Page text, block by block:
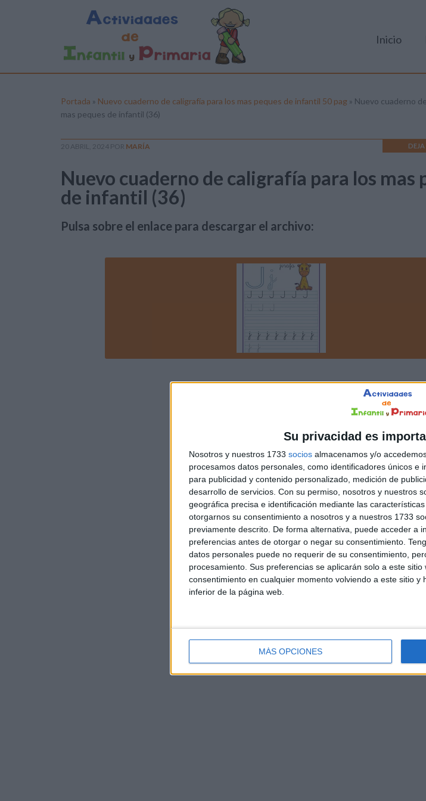
Su privacidad es
Nosotros y nuestros 1733 socios almacenamos y/o
procesamos datos personales, como identificadores únicos e
para publicidad y contenido personalizado, medición de
desarrollo de servicios. Con su permiso, nosotros y nuestros
geográfica precisa e identificación mediante las
otorgarnos su consentimiento a nosotros y a nuestros 1733
previamente descrito. De forma alternativa, puede acceder a
preferencias antes de otorgar o negar su consentimiento.
datos personales puede no requerir de su consentimiento,
procesamiento. Sus preferencias se aplicarán solo a este
consentimiento en cualquier momento volviendo a este sitio
inferior de la página web.
MÁS OPCIONES
Inicio
Portada » Nuevo cuaderno de caligrafía para los mas peques de infantil 50 pag » Nuevo cuaderno
mas peques de infantil (36)
20 ABRIL, 2024 POR MARÍA
Nuevo cuaderno de caligrafía para los mas
de infantil (36)
Pulsa sobre el enlace para descargar el archivo: